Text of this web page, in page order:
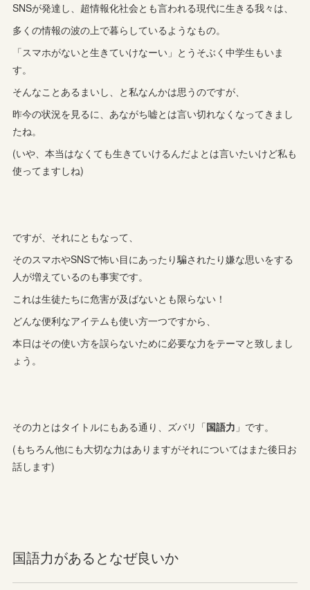
SNSが発達し、超情報化社会とも言われる現代に生きる我々は、
多くの情報の波の上で暮らしているようなもの。
「スマホがないと生きていけなーい」とうそぶく中学生もいま
す。
そんなことあるまいし、と私なんかは思うのですが、
昨今の状況を見るに、あながち嘘とは言い切れなくなってきまし
たね。
(いや、本当はなくても生きていけるんだよとは言いたいけど私も
使ってますしね)
ですが、それにともなって、
そのスマホやSNSで怖い目にあったり騙されたり嫌な思いをする
人が増えているのも事実です。
これは生徒たちに危害が及ばないとも限らない！
どんな便利なアイテムも使い方一つですから、
本日はその使い方を誤らないために必要な力をテーマと致しまし
ょう。
その力とはタイトルにもある通り、ズバリ「国語力 」です。
(もちろん他にも大切な力はありますがそれについてはまた後日お
話します)
国語力があるとなぜ良いか